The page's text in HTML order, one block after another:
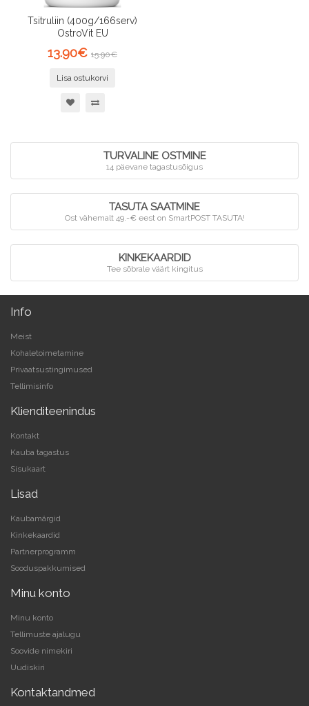
Tsitruliin (400g/166serv)
OstroVit EU
13.90€ 15.90€
Lisa ostukorvi
TURVALINE OSTMINE
14 päevane tagastusõigus
TASUTA SAATMINE
Ost vähemalt 49.-€ eest on SmartPOST TASUTA!
KINKEKAARDID
Tee sõbrale väärt kingitus
Info
Meist
Kohaletoimetamine
Privaatsustingimused
Tellimisinfo
Klienditeenindus
Kontakt
Kauba tagastus
Sisukaart
Lisad
Kaubamärgid
Kinkekaardid
Partnerprogramm
Sooduspakkumised
Minu konto
Minu konto
Tellimuste ajalugu
Soovide nimekiri
Uudiskiri
Kontaktandmed